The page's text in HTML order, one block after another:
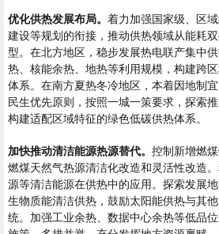
优化供热发展布局。 着力加强国家级、区
建设等规划的衔接，推动供热领域从能耗
型。在北方地区，稳步发展热电联产集中
热、核能余热、地热等利用规模，构建跨
体系。在南方夏热冬冷地区，本着因地制
民生优先原则，按照一城一策要求，探索
构建适配区域特征的绿色低碳供热体系。
加快推动清洁能源热源替代。 控制新增燃
燃煤天然气热源清洁化改造和灵活性改造
源等清洁能源在供热中的应用。探索发展
生物质能清洁供热，鼓励太阳能供热与其
统。加强工业余热、数据中心余热等低品